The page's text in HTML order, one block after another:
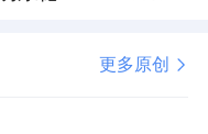
更多原创